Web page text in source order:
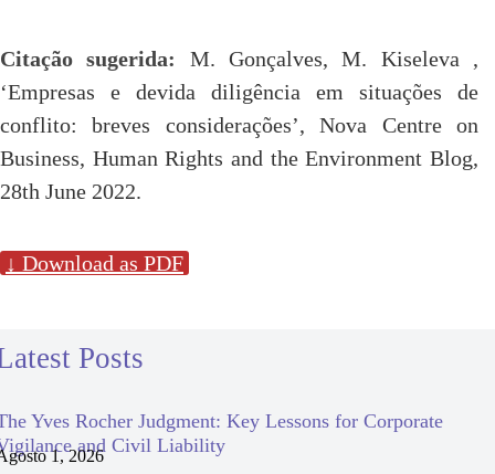
Citação sugerida: M. Gonçalves, M. Kiseleva ,
‘Empresas e devida diligência em situações de
conflito: breves considerações’, Nova Centre on
Business, Human Rights and the Environment Blog,
28th June 2022.
↓ Download as PDF
Posts
Yves Rocher Judgment: Key Lessons for Corporate
and Civil Liability
1, 2026